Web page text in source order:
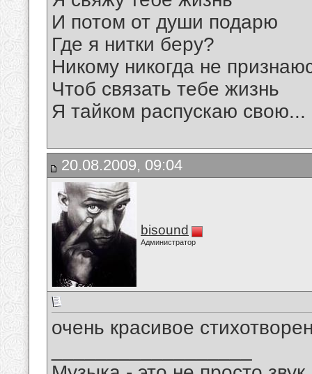
И потом от души подарю
Где я нитки беру?
Никому никогда не
Чтоб связать тебе жизнь
Я тайком распускаю свою...
20.08.2009, 09:04
bisound
Администратор
очень красивое